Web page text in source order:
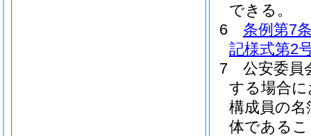
できる。
6
条例第7
記様式第2
7
公安委員
する場合
構成員の
体である